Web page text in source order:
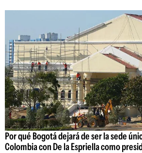
Por qué Bogotá dejará de ser la sede
Colombia con De la Espriella como